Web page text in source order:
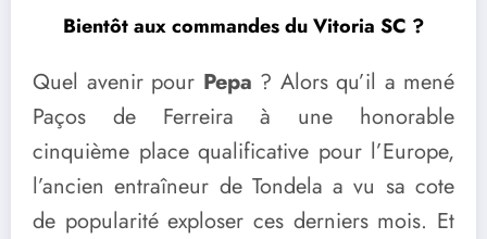
Bientôt aux commandes du Vitoria SC ?
Quel avenir pour Pepa ? Alors qu’il a mené
Paços de Ferreira à une honorable
cinquième place qualificative pour l’Europe,
l’ancien entraîneur de Tondela a vu sa cote
de popularité exploser ces derniers mois. Et